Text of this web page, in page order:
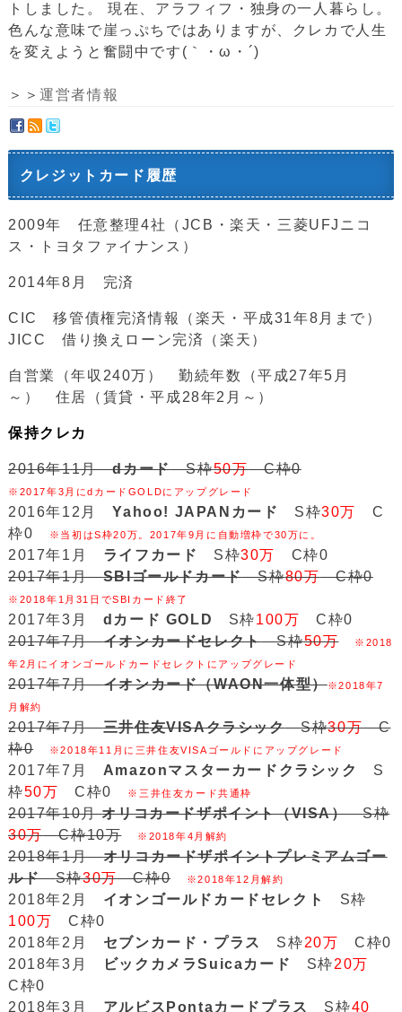
トしました。 現在、アラフィフ・独身の一人暮らし。
色んな意味で崖っぷちではありますが、クレカで人生
を変えようと奮闘中です(｀・ω・´)ゞ
＞＞運営者情報
クレジットカード履歴
2009年 任意整理4社（JCB・楽天・三菱UFJニコ
ス・トヨタファイナンス）
2014年8月 完済
CIC 移管債権完済情報（楽天・平成31年8月まで）
JICC 借り換えローン完済（楽天）
自営業（年収240万） 勤続年数（平成27年5月
～） 住居（賃貸・平成28年2月～）
保持クレカ
2016年11月dカードS枠50万C枠0
※2017年3月にdカードGOLDにアップグレード
2016年12月Yahoo! JAPANカード S枠30万
C
枠0
※当初はS枠20万。2017年9月に自動増枠で30万に。
2017年1月 ライフカード S枠30万
C枠0
2017年1月SBIゴールドカードS枠80万C枠0
※2018年1月31日でSBIカード終了
2017年3月 dカード GOLD S枠100万 C枠0
2017年7月イオンカードセレクトS枠50万
※2018
年2月にイオンゴールドカードセレクトにアップグレード
2017年7月イオンカード（WAON一体型）※2018年7
月解約
2017年7月三井住友VISAクラシックS枠30万C
枠0
※2018年11月に三井住友VISAゴールドにアップグレード
2017年7月 Amazonマスターカードクラシック
S
枠50万 C枠0 ※三井住友カード共通枠
2017年10月オリコカードザポイント（VISA）S枠
30万C枠10万 ※2018年4月解約
2018年1月オリコカードザポイントプレミアムゴー
ルドS枠30万C枠0 ※2018年12月解約
2018年2月 イオンゴールドカードセレクト
S枠
100万 C枠0
2018年2月 セブンカード・プラス S枠20万 C枠0
2018年3月
ビックカメラSuicaカード S枠20万
C枠0
2018年3月 アルビスPontaカードプラス S枠40